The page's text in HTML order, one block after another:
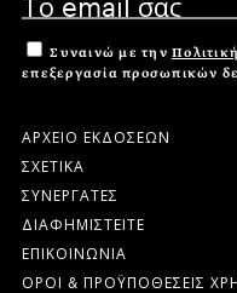
Συναινώ με την
επεξεργασία προσωπικών
ΑΡΧΕΙΟ ΕΚΔΟΣΕΩΝ
ΣΧΕΤΙΚΑ
ΣΥΝΕΡΓΑΤΕΣ
ΔΙΑΦΗΜΙΣΤΕΙΤΕ
ΕΠΙΚΟΙΝΩΝΙΑ
ΟΡΟΙ & ΠΡΟΫΠΟΘΕΣΕΙΣ